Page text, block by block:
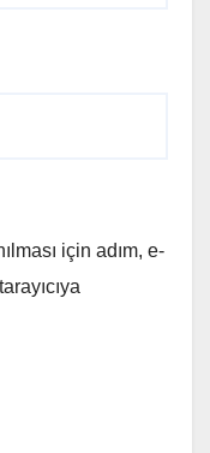
için adım, e-